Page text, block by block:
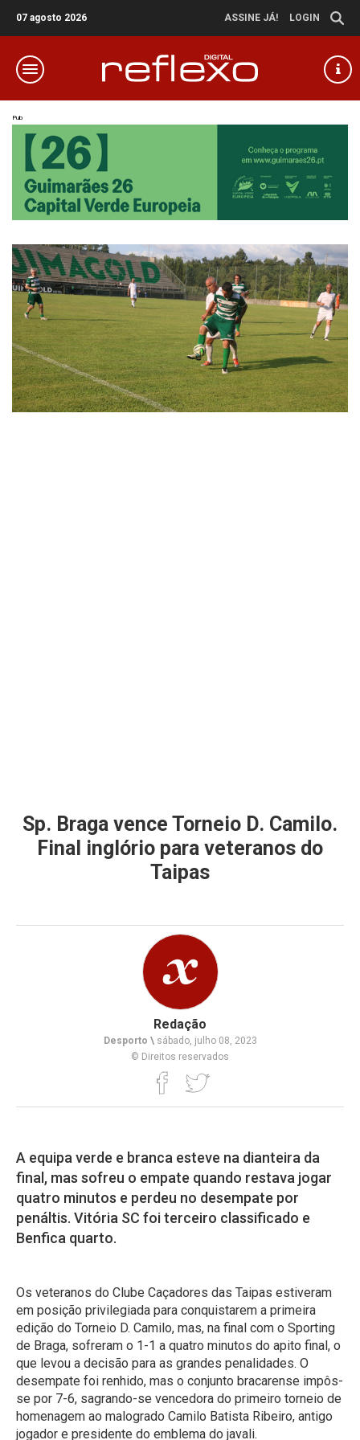
07 agosto 2026 ASSINE JÁ! LOGIN
Pub
Sp. Braga vence Torneio D. Camilo.
Final inglório para veteranos do
Taipas
Redação
Desporto \sábado, julho 08, 2023
© Direitos reservados
A equipa verde e branca esteve na dianteira da
final, mas sofreu o empate quando restava jogar
quatro minutos e perdeu no desempate por
penáltis. Vitória SC foi terceiro classificado e
Benfica quarto.
Os veteranos do Clube Caçadores das Taipas estiveram
em posição privilegiada para conquistarem a primeira
edição do Torneio D. Camilo, mas, na final com o Sporting
de Braga, sofreram o 1-1 a quatro minutos do apito final, o
que levou a decisão para as grandes penalidades. O
desempate foi renhido, mas o conjunto bracarense impôs-
se por 7-6, sagrando-se vencedora do primeiro torneio de
homenagem ao malogrado Camilo Batista Ribeiro, antigo
jogador e presidente do emblema do javali.